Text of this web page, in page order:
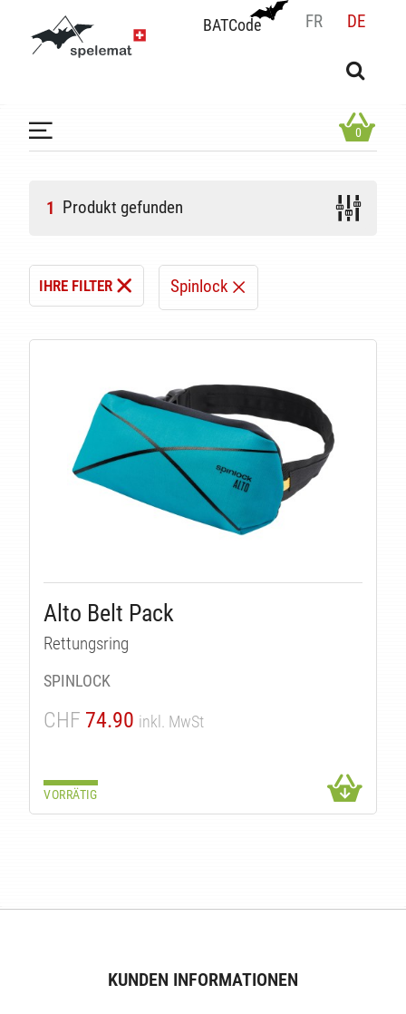
BATCode FR DE
BATCode
OK
0
1 Produkt gefunden
IHRE FILTER Spinlock
Alto Belt Pack
Rettungsring
SPINLOCK
CHF 74.90 inkl. MwSt
VORRÄTIG
KUNDEN INFORMATIONEN